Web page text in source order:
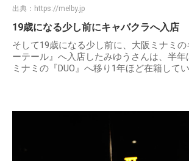
出典： https://melby.jp
19歳になる少し前にキャバクラへ入店
そして19歳になる少し前に、大阪ミナミ
ーテール』へ入店したみゆうさんは、半年
ミナミの『DUO』へ移り1年ほど在籍してい